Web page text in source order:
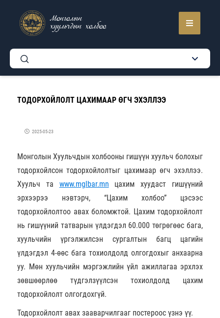
Монголын
хуульчдын холбоо
ТОДОРХОЙЛОЛТ ЦАХИМААР ӨГЧ ЭХЭЛЛЭЭ
2025-05-23
Монголын Хуульчдын холбооны гишүүн хуульч болохыг
тодорхойлсон тодорхойлолтыг цахимаар өгч эхэллээ.
Хуульч та www.mglbar.mn цахим хуудаст гишүүний
эрхээрээ нэвтэрч, “Цахим холбоо” цэсээс
тодорхойлолтоо авах боломжтой. Цахим тодорхойлолт
нь гишүүний татварын үлдэгдэл 60.000 төгрөгөөс бага,
хуульчийн үргэлжилсэн сургалтын багц цагийн
үлдэгдэл 4-өөс бага тохиолдолд олгогдохыг анхаарна
уу. Мөн хуульчийн мэргэжлийн үйл ажиллагаа эрхлэх
зөвшөөрлөө түдгэлзүүлсэн тохиолдолд цахим
тодорхойлолт олгогдохгүй.
Тодорхойлолт авах зааварчилгааг постероос үзнэ үү.